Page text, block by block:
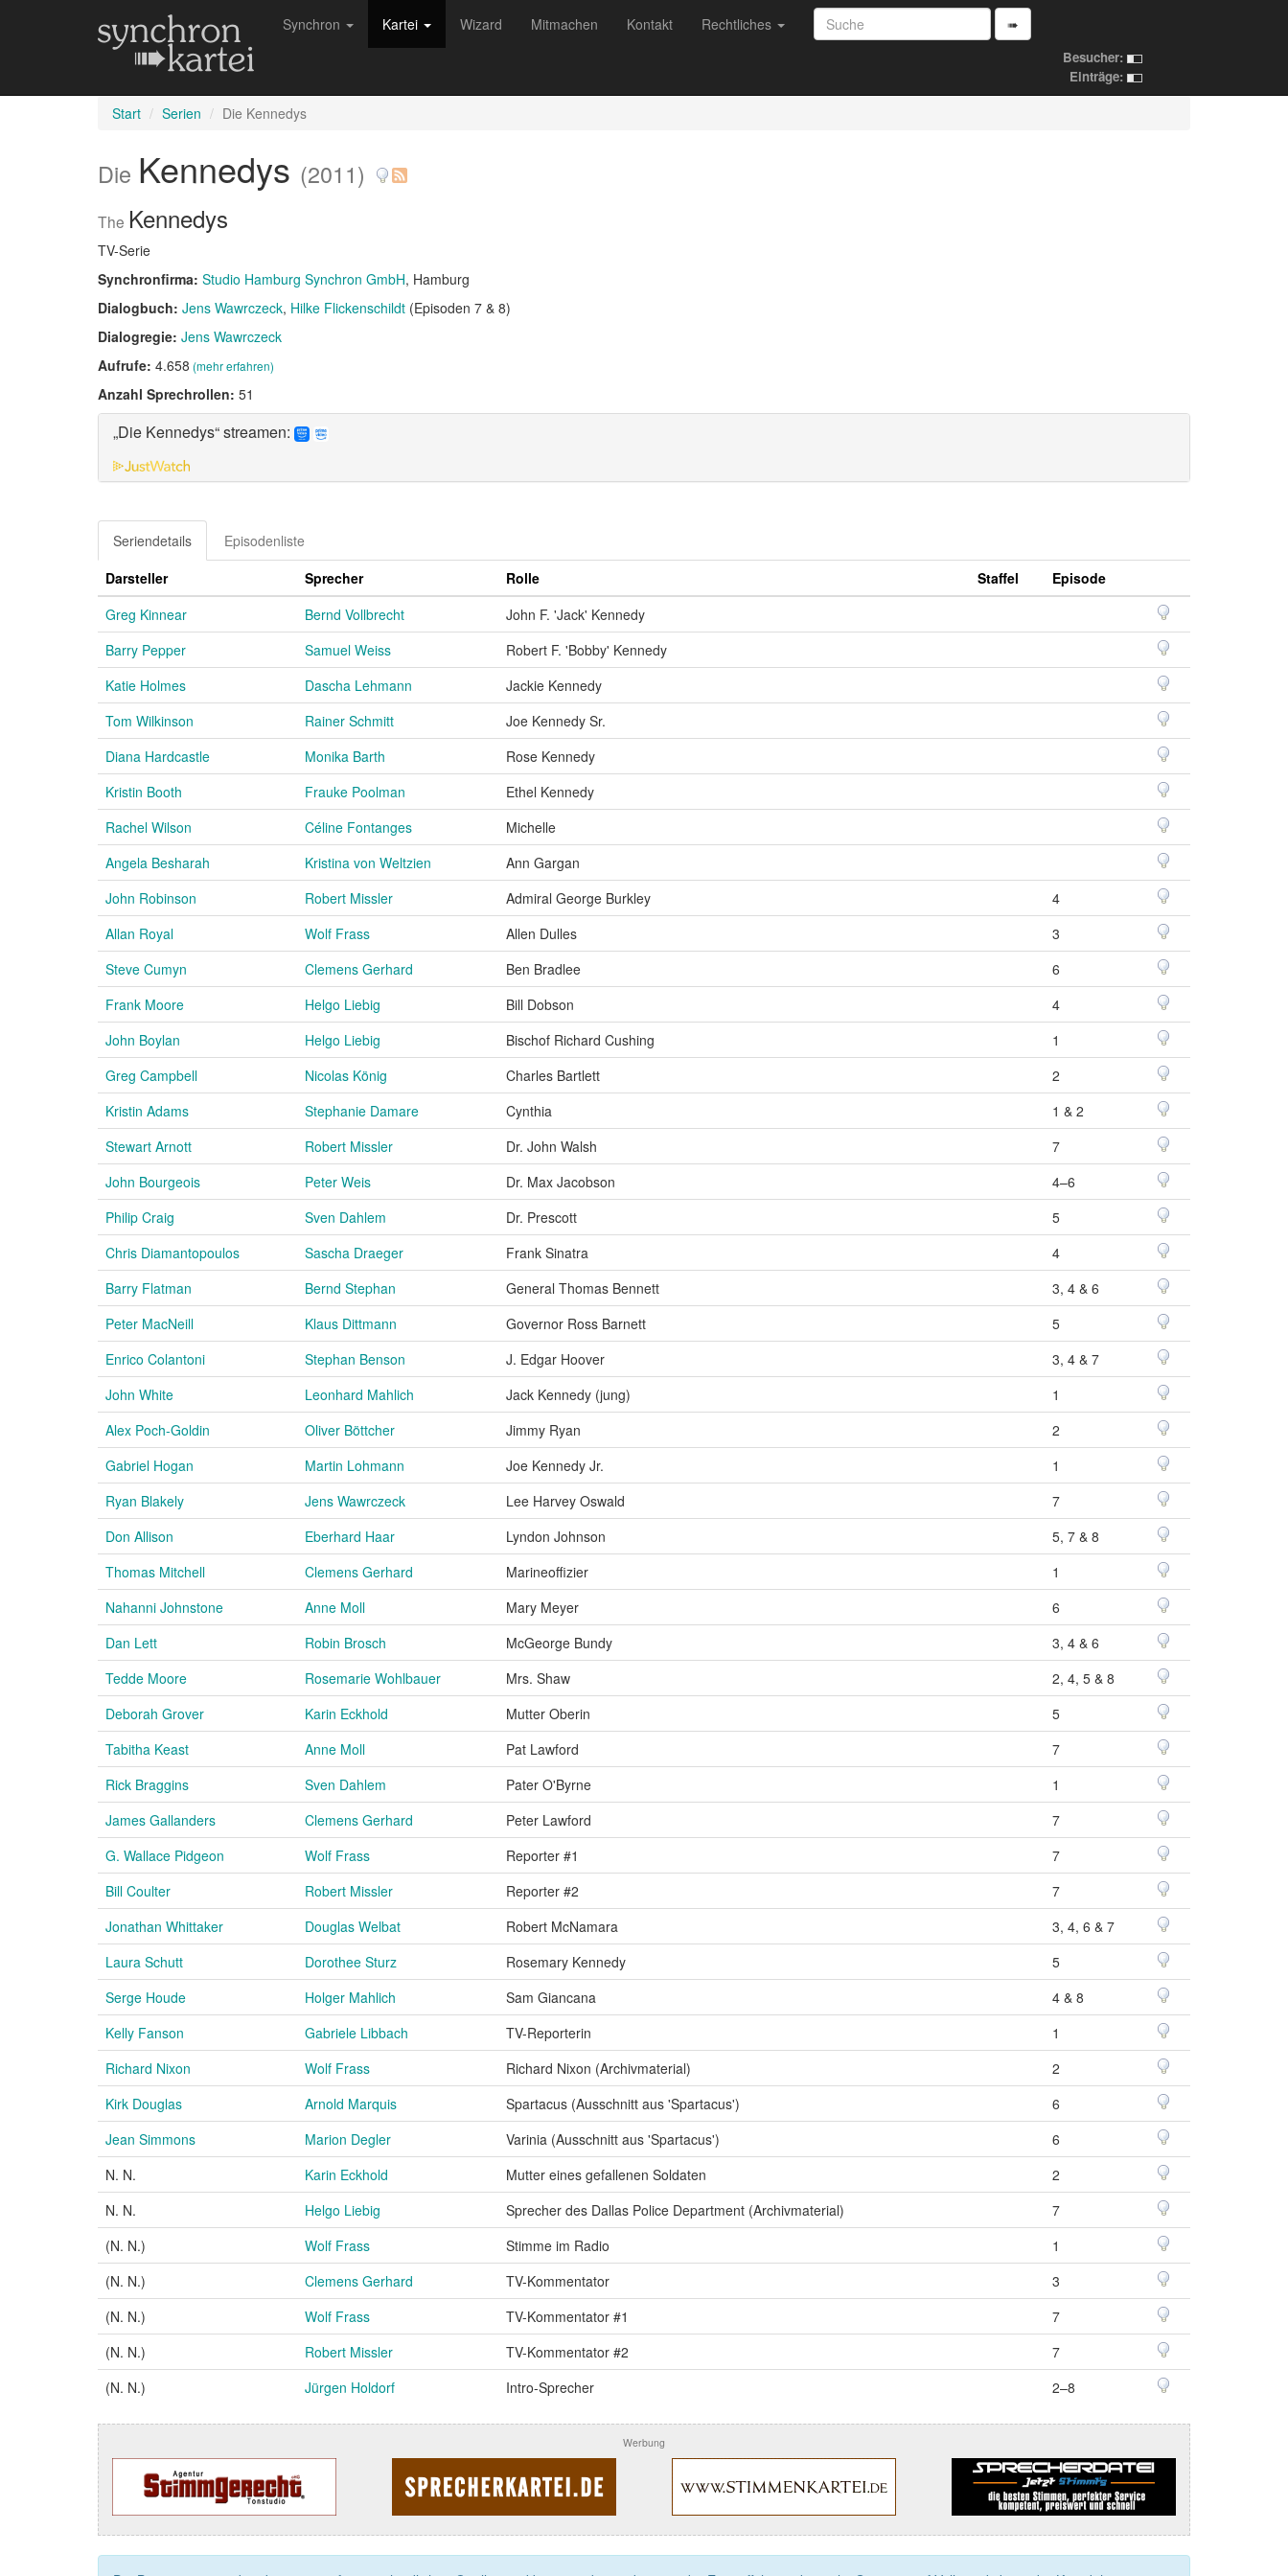
Synchron Kartei Wizard Mitmachen Kontakt Rechtliches ➠
Besucher:
Einträge:
Start Serien Die Kennedys
Die Kennedys (2011)
The Kennedys
TV-Serie
Synchronfirma: Studio Hamburg Synchron GmbH, Hamburg
Dialogbuch: Jens Wawrczeck Hilke Flickenschildt (Episoden 7 & 8)
Dialogregie: Jens Wawrczeck
Aufrufe: 4.658 (mehr erfahren)
Anzahl Sprechrollen: 51
„Die Kennedys“ streamen:
Seriendetails
Episodenliste
Darsteller
Sprecher Rolle Staffel
Episode
Greg Kinnear
Bernd Vollbrecht
John F. 'Jack' Kennedy
Barry Pepper
Samuel Weiss
Robert F. 'Bobby' Kennedy
Katie Holmes
Dascha Lehmann
Jackie Kennedy
Tom Wilkinson
Rainer Schmitt
Joe Kennedy Sr.
Diana Hardcastle
Monika Barth
Rose Kennedy
Kristin Booth
Frauke Poolman
Ethel Kennedy
Rachel Wilson
Céline Fontanges
Michelle
Angela Besharah
Kristina von Weltzien
Ann Gargan
John Robinson
Robert Missler Admiral George Burkley
4
Allan Royal
Wolf Frass Allen Dulles
3
Steve Cumyn
Clemens Gerhard Ben Bradlee
6
Frank Moore
Helgo Liebig Bill Dobson
4
John Boylan
Helgo Liebig Bischof Richard Cushing
1
Greg Campbell
Nicolas König Charles Bartlett
2
Kristin Adams
Stephanie Damare Cynthia
1 & 2
Stewart Arnott
Robert Missler Dr. John Walsh
7
John Bourgeois
Peter Weis Dr. Max Jacobson
4–6
Philip Craig
Sven Dahlem Dr. Prescott
5
Chris Diamantopoulos
Sascha Draeger Frank Sinatra
4
Barry Flatman
Bernd Stephan General Thomas Bennett
3, 4 & 6
Peter MacNeill
Klaus Dittmann Governor Ross Barnett
5
Enrico Colantoni
Stephan Benson J. Edgar Hoover
3, 4 & 7
John White
Leonhard Mahlich Jack Kennedy (jung)
1
Alex Poch-Goldin
Oliver Böttcher Jimmy Ryan
2
Gabriel Hogan
Martin Lohmann Joe Kennedy Jr.
1
Ryan Blakely
Jens Wawrczeck Lee Harvey Oswald
7
Don Allison
Eberhard Haar Lyndon Johnson
5, 7 & 8
Thomas Mitchell
Clemens Gerhard Marineoffizier
1
Nahanni Johnstone
Anne Moll Mary Meyer
6
Dan Lett
Robin Brosch McGeorge Bundy
3, 4 & 6
Tedde Moore
Rosemarie Wohlbauer Mrs. Shaw
2, 4, 5 & 8
Deborah Grover
Karin Eckhold Mutter Oberin
5
Tabitha Keast
Anne Moll Pat Lawford
7
Rick Braggins
Sven Dahlem Pater O'Byrne
1
James Gallanders
Clemens Gerhard Peter Lawford
7
G. Wallace Pidgeon
Wolf Frass Reporter #1
7
Bill Coulter
Robert Missler Reporter #2
7
Jonathan Whittaker
Douglas Welbat Robert McNamara
3, 4, 6 & 7
Laura Schutt
Dorothee Sturz Rosemary Kennedy
5
Serge Houde
Holger Mahlich Sam Giancana
4 & 8
Kelly Fanson
Gabriele Libbach TV-Reporterin
1
Richard Nixon
Wolf Frass Richard Nixon (Archivmaterial)
2
Kirk Douglas
Arnold Marquis Spartacus (Ausschnitt aus 'Spartacus')
6
Jean Simmons
Marion Degler Varinia (Ausschnitt aus 'Spartacus')
6
N. N.
Karin Eckhold Mutter eines gefallenen Soldaten
2
N. N.
Helgo Liebig Sprecher des Dallas Police Department (Archivmaterial)
7
(N. N.)
Wolf Frass Stimme im Radio
1
(N. N.)
Clemens Gerhard TV-Kommentator
3
(N. N.)
Wolf Frass TV-Kommentator #1
7
(N. N.)
Robert Missler TV-Kommentator #2
7
(N. N.)
Jürgen Holdorf Intro-Sprecher 2–8
Werbung